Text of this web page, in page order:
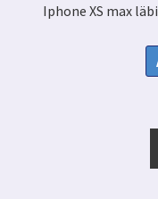
Iphone XS max